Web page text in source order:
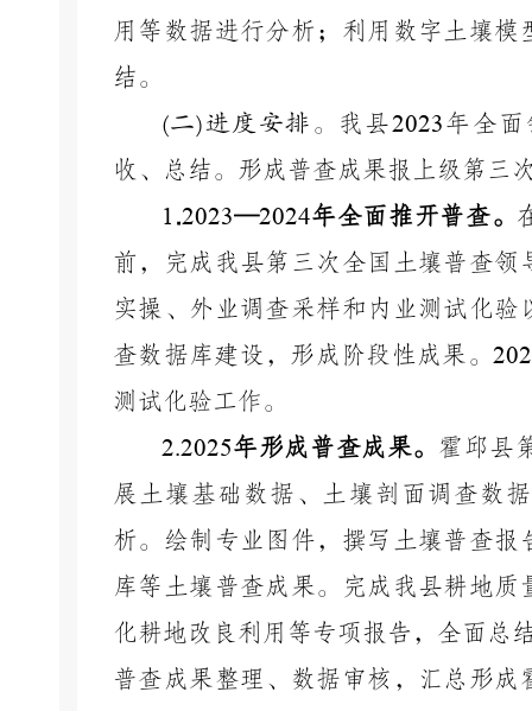
用等数据进行分析；利用数字土壤模
结。
(二)进度安排。 我县2023年全面
收、总结。形成普查成果报上级第三
1 .2023—2024年全面推开普查。
前，完成我县第三次全国土壤普查
实操、外业调查采样和内业测试化
查数据库建设，形成阶段性成果。
测试化验工作。
2.2025年形成普查成果。 霍邱县
展土壤基础数据、土壤剖面调查数
析。绘制专业图件，撰写土壤普查
库等土壤普查成果。完成我县耕地
化耕地改良利用等专项报告，全面总
普查成果整理、数据审核，汇总形